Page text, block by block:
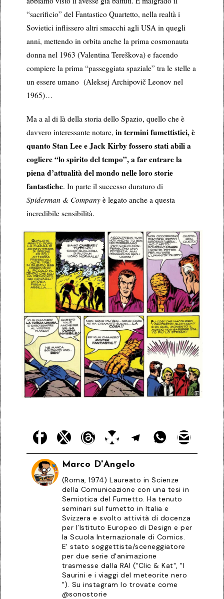
“sacrificio” del Fantastico Quartetto, nella realtà i
Sovietici inflissero altri smacchi agli USA in quegli
anni, mettendo in orbita anche la prima cosmonauta
donna nel 1963 (Valentina Tereškova) e facendo
compiere la prima “passeggiata spaziale” tra le stelle a
un essere umano (Aleksej Archipovič Leonov nel
1965)…
Ma a al di là della storia dello Spazio, quello che è
davvero interessante notare, in termini fumettistici, è
quanto Stan Lee e Jack Kirby fossero stati abili a
cogliere “lo spirito del tempo”, a far entrare la
piena d’attualità del mondo nelle loro storie
fantastiche. In parte il successo duraturo di
Spiderman & Companyè legato anche a questa
incredibile sensibilità.
Marco D'Angelo
(Roma, 1974) Laureato in Scienze
della Comunicazione con una tesi in
Semiotica del Fumetto. Ha tenuto
seminari sul fumetto in Italia e
Svizzera e svolto attività di docenza
per l’Istituto Europeo di Design e per
la Scuola Internazionale di Comics.
E' stato soggettista/sceneggiatore
per due serie d'animazione
trasmesse dalla RAI ("Clic & Kat", "I
Saurini e i viaggi del meteorite nero
"). Su instagram lo trovate come
@sonostorie